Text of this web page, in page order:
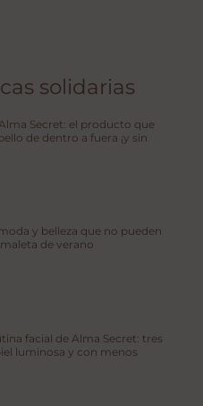
solidarias
Secret: el producto que
de dentro a fuera ¡y sin
y belleza que no pueden
de verano
facial de Alma Secret: tres
luminosa y con menos